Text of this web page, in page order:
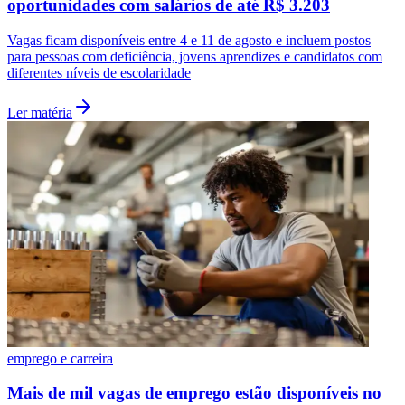
oportunidades com salários de até R$ 3.203
Vagas ficam disponíveis entre 4 e 11 de agosto e incluem postos
para pessoas com deficiência, jovens aprendizes e candidatos com
diferentes níveis de escolaridade
Ler matéria
emprego e carreira
Mais de mil vagas de emprego estão disponíveis no